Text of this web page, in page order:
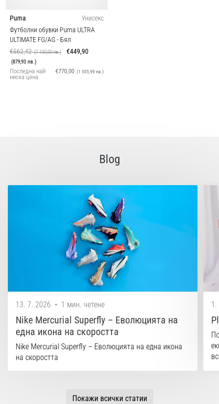
Puma
Унисекс
Футболни обувки Puma ULTRA
ULTIMATE FG/AG- Бял
€562,42(1 100,00 лв.) €449,90
(879,93 лв.)
Последна най-
ниска цена
€770,00 (1 505,99 лв.)
Blog
13. 7. 2026 • 1 мин. четене
Nike Mercurial Superfly – Еволюцията на
една икона на скоростта
Nike Mercurial Superfly – Еволюцията на една икона
на скоростта
1.
Покажи всички статии